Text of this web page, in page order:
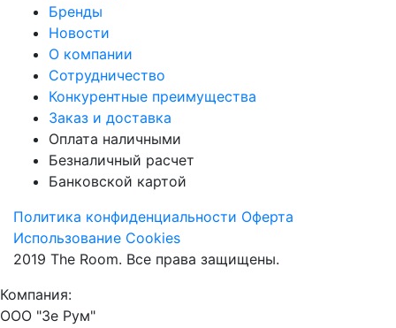
Бренды
Новости
О компании
Сотрудничество
Конкурентные преимущества
Заказ и доставка
Оплата наличными
Безналичный расчет
Банковской картой
Политика конфиденциальности Оферта
Использование Cookies
2019 The Room. Все права защищены.
Компания:
ООО "Зе Рум"